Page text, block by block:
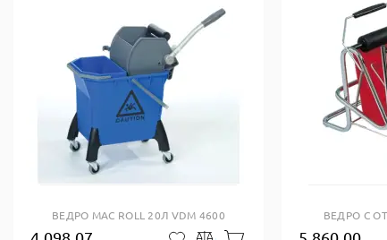
Купить в один клик
ВЕДРО MAC ROLL 20Л VDM 4600 ВЕДРО С